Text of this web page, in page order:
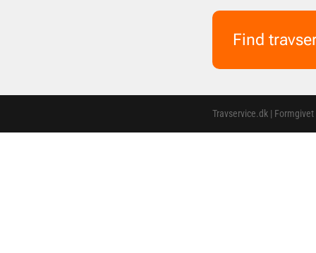
Find
Travservice.dk |